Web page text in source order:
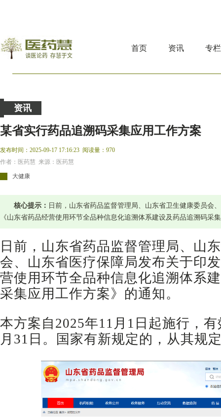
首页 资讯 专栏
资讯
某省实行药品追溯码采集应用工作方案
发布时间：2025-09-17 17:16:23 阅读量：970
作者：医药慧 来源：医药慧
大健康
核心提示： 日前，山东省药品监督管理局、山东省卫生健康委员会
《山东省药品经营使用环节全品种信息化追溯体系建设及药品追溯码采
日前，山东省药品监督管理局、山
会、山东省医疗保障局发布关于印
营使用环节全品种信息化追溯体系
采集应用工作方案》的通知。
本方案自2025年11月1日起施行，
月31日。国家有新规定的，从其规